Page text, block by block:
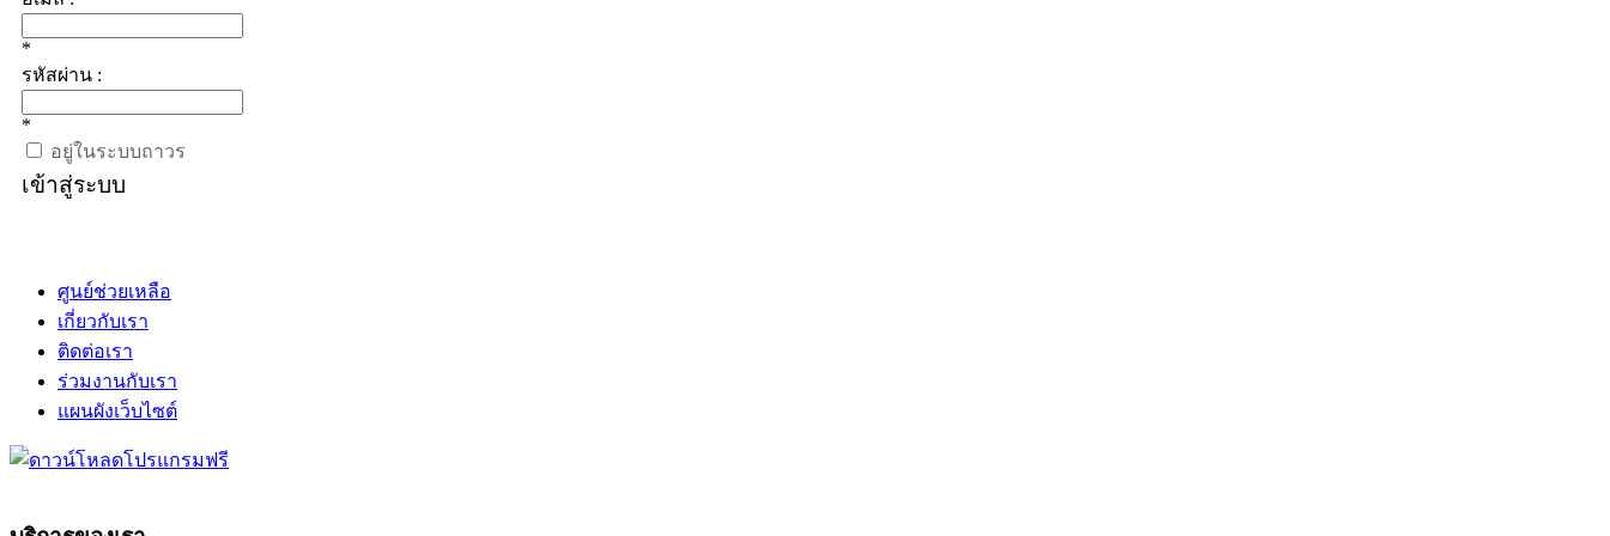
*
รหัสผ่าน :
*
อยู่ในระบบถาวร
เข้าสู่ระบบ
ศูนย์ช่วยเหลือ
เกี่ยวกับเรา
ติดต่อเรา
ร่วมงานกับเรา
แผนผังเว็บไซต์